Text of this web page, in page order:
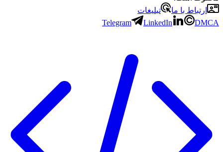
ارتباط با ما
تبلیغات
Telegram
LinkedIn DMCA